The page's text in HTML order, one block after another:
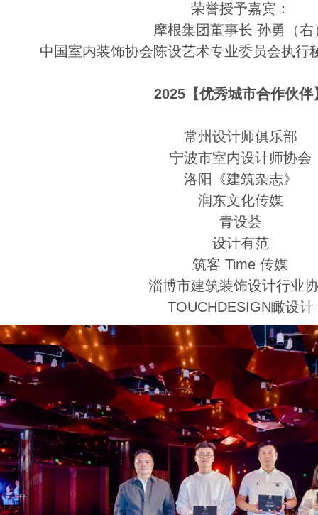
荣誉授予嘉宾：
摩根集团董事长 孙勇（右
中国室内装饰协会陈设艺术专业委员会执行
2025【优秀城市合作伙伴
常州设计师俱乐部
宁波市室内设计师协会
洛阳《建筑杂志》
润东文化传媒
青设荟
设计有范
筑客 Time 传媒
淄博市建筑装饰设计行业
TOUCHDESIGN瞰设计